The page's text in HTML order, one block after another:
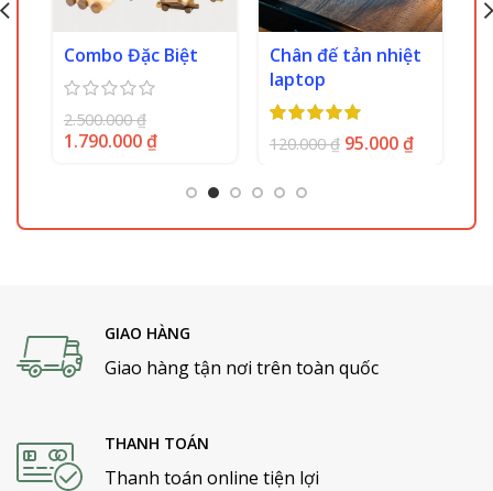
Chàng Trai Gỗ
Combo Đặc Biệt
2.500.000₫
1.790.000₫
Chân đế tản nhiệt
laptop
120.000₫ 95.000₫
GIAO HÀNG
Giao hàng tận nơi trên toàn quốc
THANH TOÁN
Thanh toán online tiện lợi